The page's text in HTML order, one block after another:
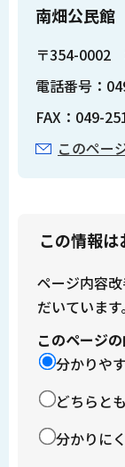
南畑公民館
〒354-0002
電話番号：
FAX：049-
このペー
この情報は
ページ内容
だいています。
このページ
分かりや
どちらと
分かりに